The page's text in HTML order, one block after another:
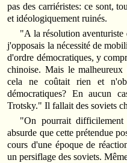
pas des carriéristes: ce sont,
et idéologiquement ruinés.
"A la résolution aventuriste
j'opposais la nécessité de
d'ordre démocratiques, y
chinoise. Mais le
cela ne coûtait rien et
démocratiques? En aucun
Trotsky." Il fallait des soviets
"On pourrait difficilement
absurde que cette prétendue
cours d'une époque de
un persiflage des soviets.